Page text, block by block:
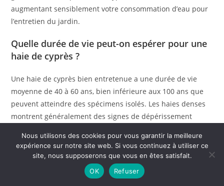
augmentant sensiblement votre consommation d’eau pour
l’entretien du jardin.
Quelle durée de vie peut-on espérer pour une
haie de cyprès ?
Une haie de cyprès bien entretenue a une durée de vie
moyenne de 40 à 60 ans, bien inférieure aux 100 ans que
peuvent atteindre des spécimens isolés. Les haies denses
montrent généralement des signes de dépérissement
mortes, sensibilité accrue aux maladies. Les variétés
hybrides comme le Leyland vieillissent plus rapidement
(30-40 ans) que les espèces pures comme le cyprès de
Provence. Les conditions défavorables (sol compact, espace
Nous utilisons des cookies pour vous garantir la meilleure
expérience sur notre site web. Si vous continuez à utiliser ce
site, nous supposerons que vous en êtes satisfait.
OK
Refuser